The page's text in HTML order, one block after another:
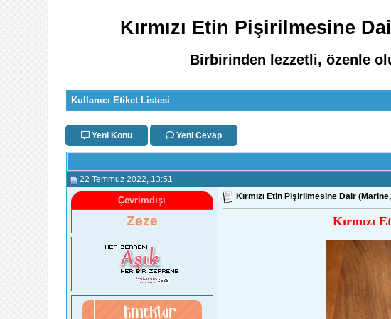
Kırmızı Etin Pişirilmesine
Birbirinden lezzetli, özenle
Kullanıcı Etiket Listesi
Yeni Konu Yeni Cevap
22 Temmuz 2022 , 13:51
Çevrimdışı
Zeze
Kırmızı Etin Pişirilmesine Dair
Kırmızı